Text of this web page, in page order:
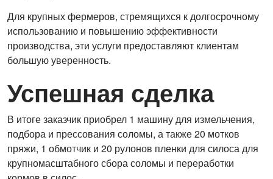
Для крупных фермеров, стремящихся к долгосрочному
использованию и повышению эффективности
производства, эти услуги предоставляют клиентам
большую уверенность.
Успешная сделка
В итоге заказчик приобрел 1 машину для измельчения,
подбора и прессования соломы, а также 20 мотков
пряжи, 1 обмотчик и 20 рулонов пленки для силоса для
крупномасштабного сбора соломы и переработки